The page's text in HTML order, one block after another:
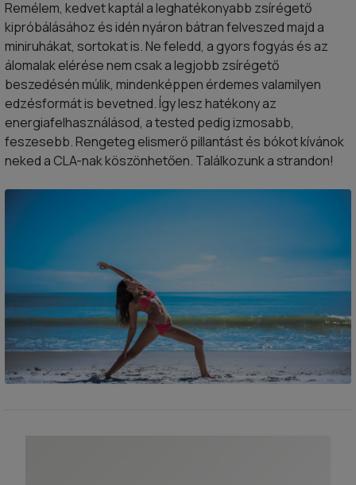
Remélem, kedvet kaptál a leghatékonyabb zsírégető
kipróbálásához és idén nyáron bátran felveszed majd a
miniruhákat, sortokat is. Ne feledd, a gyors fogyás és az
álomalak elérése nem csak a legjobb zsírégető
beszedésén múlik, mindenképpen érdemes valamilyen
edzésformát is bevetned. Így lesz hatékony az
energiafelhasználásod, a tested pedig izmosabb,
feszesebb. Rengeteg elismerő pillantást és bókot kívánok
neked a CLA-nak köszönhetően. Találkozunk a strandon!